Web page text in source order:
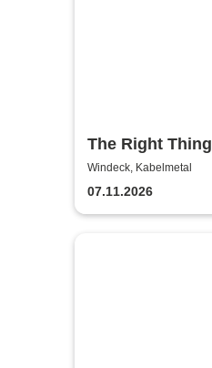
The Right Thing
Windeck, Kabelmetal
07.11.2026